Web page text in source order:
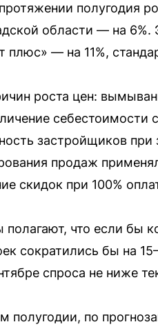
полугодия
области — на 6%.
плюс» — на 11%,
роста цен:
себестоимости
застройщиков при
продаж
скидок при 100%
полагают, что если бы
сократились бы на
спроса не ниже
полугодии, по